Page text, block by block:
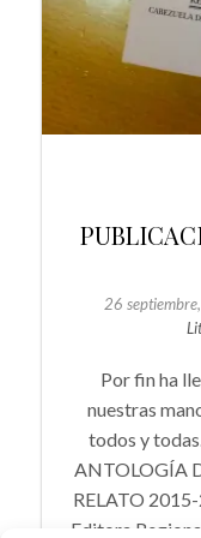
26
Por fin ha
nuestras
todos y
ANTOLOGÍA
RELATO
Editora